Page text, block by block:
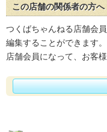
この店舗の関係者の方へ
つくばちゃんねる店舗会
編集することができます。
店舗会員になって、お客